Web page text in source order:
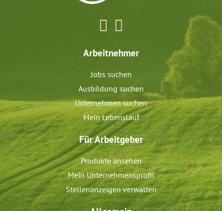
Arbeitnehmer
Jobs suchen
Ausbildung suchen
Unternehmen suchen
Mein Lebenslauf
Für Arbeitgeber
Produkte ansehen
Mein Unternehmensprofil
Stellenanzeigen verwalten